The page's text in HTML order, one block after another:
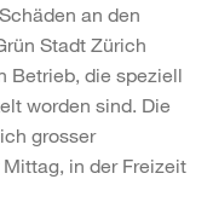
an den
Stadt Zürich
Betrieb, die speziell
worden sind. Die
grosser
in der Freizeit